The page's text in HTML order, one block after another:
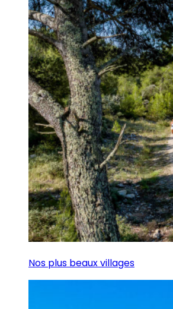
Nos plus beaux villages